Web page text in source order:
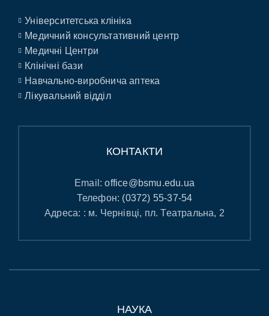
Університетська клініка
Медичний консультативний центр
Медичні Центри
Клінічні бази
Навчально-виробнича аптека
Лікувальний відділ
КОНТАКТИ
Email:office@bsmu.edu.ua
Телефон: (0372) 55-37-54
Адреса: : м. Чернівці, пл. Театральна, 2
НАУКА